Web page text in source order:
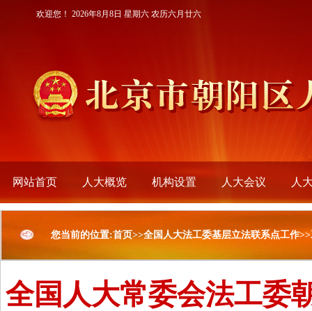
欢迎您！ 2026年8月8日 星期六 农历六月廿六
网站首页 人大概览 机构设置 人大会议 人
您当前的位置:首页>>全国人大法工委基层立法联系点工作
全国人大常委会法工委